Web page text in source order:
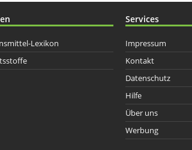
Lexikon
Services
Impressum
Kontakt
Datenschutz
Hilfe
Über uns
Werbung